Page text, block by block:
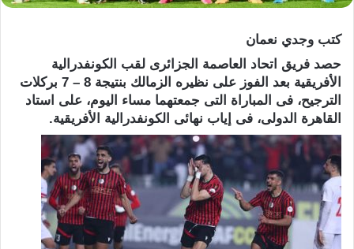
كتب وجدي نعمان
حصد فريق اتحاد العاصمة الجزائرى لقب الكونفدرالية
الأفريقية بعد الفوز على نظيره الزمالك بنتيجة 8 – 7 بركلات
الترجيح، فى المباراة التى جمعتهما مساء اليوم، على استاد
القاهرة الدولى، فى إياب نهائى الكونفدرالية الأفريقية.